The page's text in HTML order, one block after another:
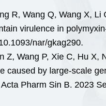
R, Wang Q, Wang X,
virulence in
nar/gkag290.
Z, Wang P, Xie C, Hu X,
caused by large-scale
Acta Pharm Sin B. 2023